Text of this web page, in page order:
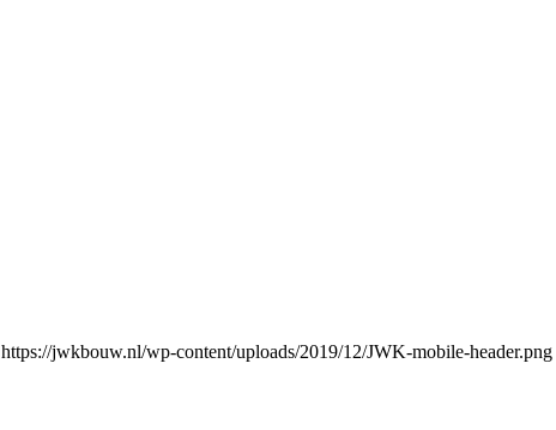
https://jwkbouw.nl/wp-content/uploads/2019/12/JWK-mobile-header.png